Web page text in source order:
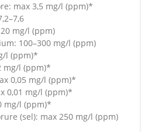
max 3,5 mg/l (ppm)*
mg/l (ppm)
100–300 mg/l (ppm)
l (ppm)*
mg/l (ppm)*
0,05 mg/l (ppm)*
0,01 mg/l (ppm)*
mg/l (ppm)*
(sel): max 250 mg/l (ppm)